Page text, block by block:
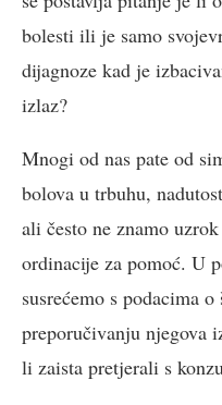
bolesti ili je samo
dijagnoze kad je
izlaz?
Mnogi od nas pate od
bolova u trbuhu,
ali često ne znamo
ordinacije za pomoć. U
susrećemo s podacima
preporučivanju njegova
li zaista pretjerali s